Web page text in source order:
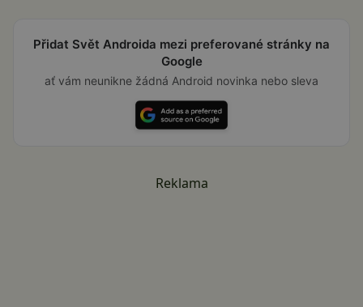
Přidat Svět Androida mezi preferované stránky na
Google
ať vám neunikne žádná Android novinka nebo sleva
Reklama